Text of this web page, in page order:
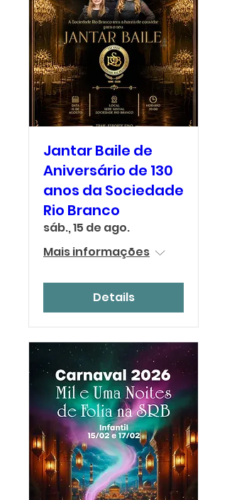
Jantar Baile de
Aniversário de 130
anos da Sociedade
Rio Branco
sáb., 15 de ago.
Mais informações
Details